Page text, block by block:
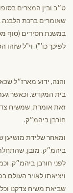
ט״ב ובין המצרים
שאומרים ברכת הלבנה
במשנת חסידים (סוף
לפיכך כו'"). וי"ל
והנה, ידוע מארז״ל
בית המקדש. וכאשר
זאת אומרת, שמשיח
חורבן ביהמ״ק.
ומאחר שלידת מושיען
ביהמ״ק. מובן,
לפני חורבן ביהמ״ק.
ויציאתו לאויר העולם
שביאת משיח צדקנו